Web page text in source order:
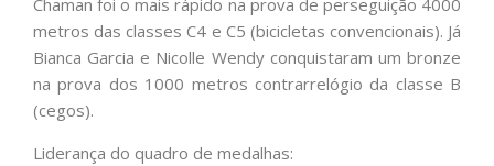
Chaman foi o mais rápido na prova de perseguição 4000
metros das classes C4 e C5 (bicicletas convencionais). Já
Bianca Garcia e Nicolle Wendy conquistaram um bronze
na prova dos 1000 metros contrarrelógio da classe B
(cegos).
Liderança do quadro de medalhas: